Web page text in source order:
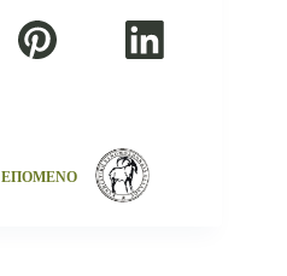
ΕΠΟΜΕΝΟ